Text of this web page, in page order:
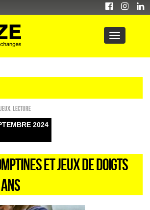
Jeux Lecture
2024
ET JEUX DE DOIGTS